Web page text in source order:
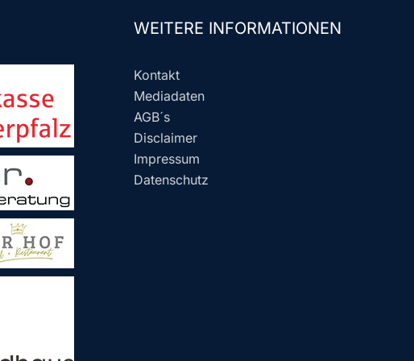
WEITERE INFORMATIONEN
Kontakt
Mediadaten
AGB´s
Disclaimer
Impressum
Datenschutz